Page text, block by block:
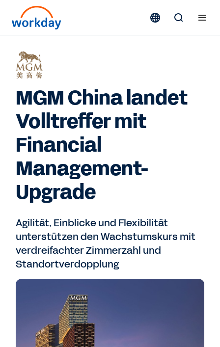
MGM China landet
Volltreffer mit
Financial
Management-
Upgrade
Agilität, Einblicke und Flexibilität
unterstützen den Wachstumskurs mit
verdreifachter Zimmerzahl und
Standortverdopplung